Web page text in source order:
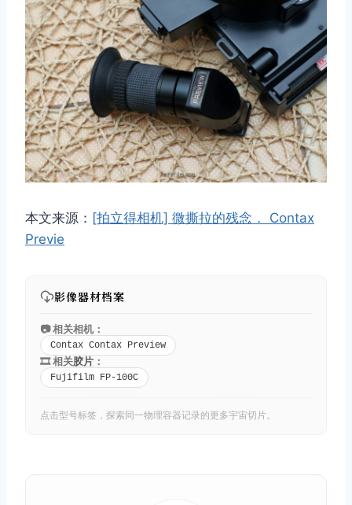
本文来源： [拍立得相机] 微撕拉的残念． Contax
Previe
影像器材档案
📷 相关相机：
Contax Contax Preview
🎞️ 相关胶片 ：
Fujifilm FP-100C
点击型号标签，探索同一物理容器记录的更多宇宙切片。